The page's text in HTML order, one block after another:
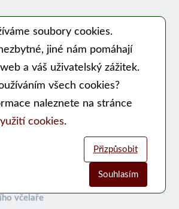
VČELAŘ vydává PSNV-CZ:
nástavkových včelařů CZ, z. s.
včelaře
soubory cookies.
jiné nám pomáhají
a váš uživatelský zážitek.
všech cookies?
naleznete na stránce
cookies.
Přizpůsobit
Souhlasím
aktivní)